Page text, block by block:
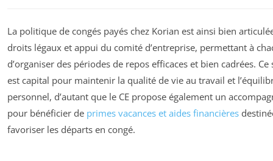
La politique de congés payés chez Korian est ainsi bien
droits légaux et appui du comité d’entreprise, permettant à
d’organiser des périodes de repos efficaces et bien cadrées. Ce
est capital pour maintenir la qualité de vie au travail et
personnel, d’autant que le CE propose également un
pour bénéficier de primes vacances et aides financières
favoriser les départs en congé.